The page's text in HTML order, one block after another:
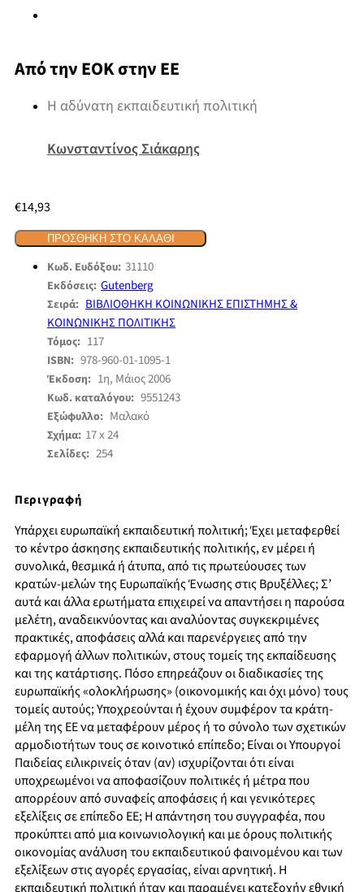
Από την ΕΟΚ στην ΕΕ
Η αδύνατη εκπαιδευτική πολιτική
Κωνσταντίνος Σιάκαρης
€14,93
ΠΡΟΣΘΉΚΗ ΣΤΟ ΚΑΛΆΘΙ
Κωδ. Ευδόξου: 31110
Εκδόσεις: Gutenberg
Σειρά: ΒΙΒΛΙΟΘΗΚΗ ΚΟΙΝΩΝΙΚΗΣ ΕΠΙΣΤΗΜΗΣ &
ΚΟΙΝΩΝΙΚΗΣ ΠΟΛΙΤΙΚΗΣ
Τόμος: 117
ISBN: 978-960-01-1095-1
Έκδοση: 1η, Μάιος 2006
Κωδ. καταλόγου: 9551243
Εξώφυλλο: Μαλακό
Σχήμα: 17 x 24
Σελίδες: 254
Περιγραφή
Υπάρχει ευρωπαϊκή εκπαιδευτική πολιτική; Έχει μεταφερθεί
το κέντρο άσκησης εκπαιδευτικής πολιτικής, εν μέρει ή
συνολικά, θεσμικά ή άτυπα, από τις πρωτεύουσες των
κρατών-μελών της Ευρωπαϊκής Ένωσης στις Βρυξέλλες; Σ’
αυτά και άλλα ερωτήματα επιχειρεί να απαντήσει η παρούσα
μελέτη, αναδεικνύοντας και αναλύοντας συγκεκριμένες
πρακτικές, αποφάσεις αλλά και παρενέργειες από την
εφαρμογή άλλων πολιτικών, στους τομείς της εκπαίδευσης
και της κατάρτισης. Πόσο επηρεάζουν οι διαδικασίες της
ευρωπαϊκής «ολοκλήρωσης» (οικονομικής και όχι μόνο) τους
τομείς αυτούς; Υποχρεούνται ή έχουν συμφέρον τα κράτη-
μέλη της ΕΕ να μεταφέρουν μέρος ή το σύνολο των σχετικών
αρμοδιοτήτων τους σε κοινοτικό επίπεδο; Είναι οι Υπουργοί
Παιδείας ειλικρινείς όταν (αν) ισχυρίζονται ότι είναι
υποχρεωμένοι να αποφασίζουν πολιτικές ή μέτρα που
απορρέουν από συναφείς αποφάσεις ή και γενικότερες
εξελίξεις σε επίπεδο ΕΕ; Η απάντηση του συγγραφέα, που
προκύπτει από μια κοινωνιολογική και με όρους πολιτικής
οικονομίας ανάλυση του εκπαιδευτικού φαινομένου και των
εξελίξεων στις αγορές εργασίας, είναι αρνητική. Η
εκπαιδευτική πολιτική ήταν και παραμένει κατεξοχήν εθνική